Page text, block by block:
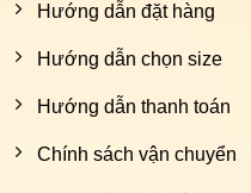
Hướng dẫn đặt hàng
Hướng dẫn chọn size
Hướng dẫn thanh toán
Chính sách vận chuyển